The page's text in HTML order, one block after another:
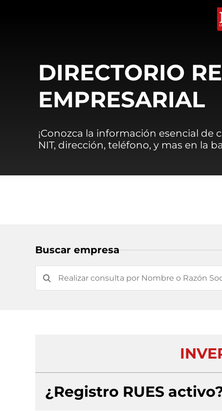
DIRECTORIO
EMPRESARIAL
¡Conozca la información esencial
NIT, dirección, teléfono, y mas en la
Buscar empresa
¿Registro RUES